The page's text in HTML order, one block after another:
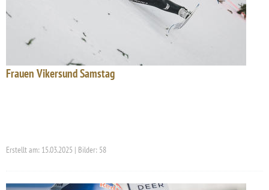
Frauen Vikersund Samstag
Erstellt am: 15.03.2025 | Bilder: 58